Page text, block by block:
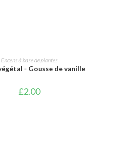
AU PANIER
Encens à base de plantes
- Gousse de vanille
£2.00